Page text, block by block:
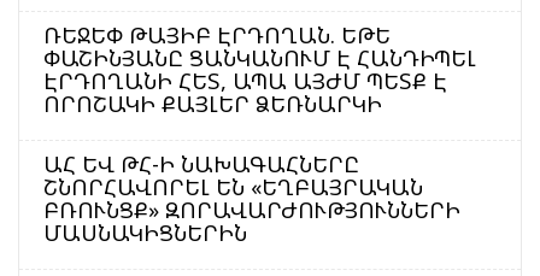
ՌԵՋԵՓ ԹԱՅԻԲ ԷՐԴՈՂԱՆ. ԵԹԵ
ՓԱՇԻՆՅԱՆԸ ՑԱՆԿԱՆՈՒՄ Է ՀԱՆԴԻՊԵԼ
ԷՐԴՈՂԱՆԻ ՀԵՏ, ԱՊԱ ԱՅԺՄ ՊԵՏՔ Է
ՈՐՈՇԱԿԻ ՔԱՅԼԵՐ ՁԵՌՆԱՐԿԻ
ԱՀ ԵՎ ԹՀ-Ի ՆԱԽԱԳԱՀՆԵՐԸ
ՇՆՈՐՀԱՎՈՐԵԼ ԵՆ «ԵՂԲԱՅՐԱԿԱՆ
ԲՌՈՒՆՑՔ» ԶՈՐԱՎԱՐԺՈՒԹՅՈՒՆՆԵՐԻ
ՄԱՍՆԱԿԻՑՆԵՐԻՆ